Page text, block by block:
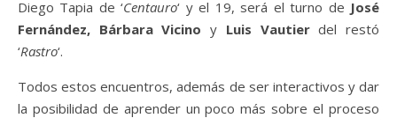
Diego Tapia de ‘Centauro‘ y el 19, será el turno de José
Fernández, Bárbara Vicinoy Luis Vautierdel restó
‘Rastro‘.
Todos estos encuentros, además de ser interactivos y dar
la posibilidad de aprender un poco más sobre el proceso